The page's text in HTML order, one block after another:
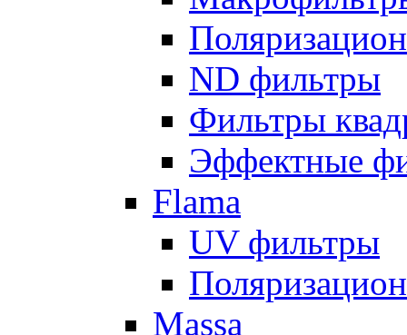
ND фильтры
Фильтры
Эффектные
Flama
UV фильтры
Massa